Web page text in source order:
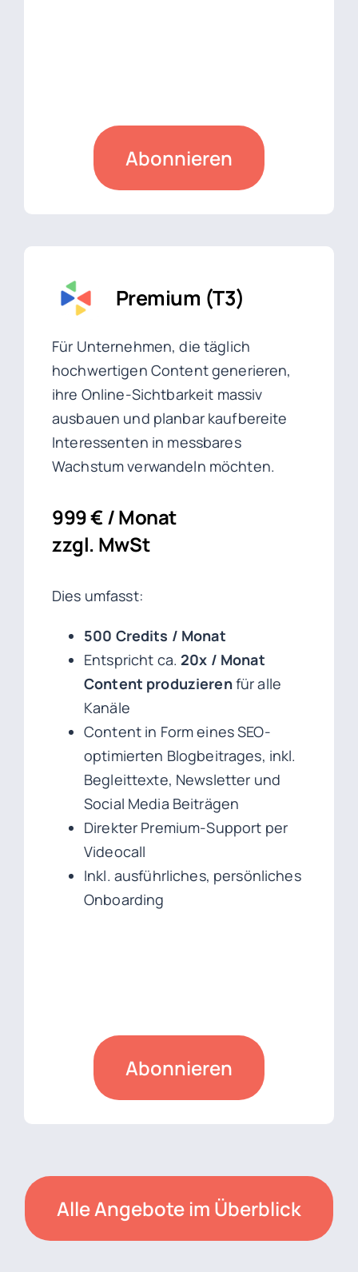
Premium (T3)
Für Unternehmen, die täglich
hochwertigen Content generieren,
ihre Online-Sichtbarkeit massiv
ausbauen und planbar kaufbereite
Interessenten in messbares
Wachstum verwandeln möchten.
999 € / Monat
zzgl. MwSt
Dies umfasst:
500 Credits / Monat
Entspricht ca. 20x / Monat
Content produzierenfür alle
Kanäle
Content in Form eines SEO-
optimierten Blogbeitrages, inkl.
Begleittexte, Newsletter und
Social Media Beiträgen
Direkter Premium-Support per
Videocall
Inkl. ausführliches, persönliches
Onboarding
Abonnieren
Abonnieren
Alle Angebote im Überblick